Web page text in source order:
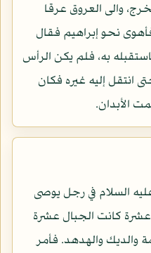
والى العروق عرقا
نحو إبراهيم فقال
فاستقبله به، فلم يكن الرأس
انتقل إليه غيره فكان
الأبدان.
السلام في رجل يوصى
كانت الجبال عشرة
والديك والهدهد. فأمر